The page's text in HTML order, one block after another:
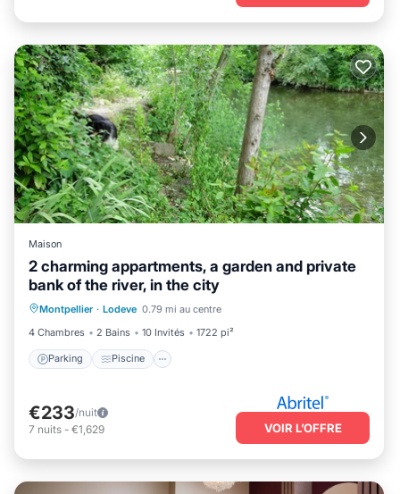
Maison
2 charming appartments, a garden and private
bank of the river, in the city
Montpellier · Lodeve 0.79 mi au centre
4 Chambres
2 Bains 10 Invités 1722 pi²
Parking Piscine
Parking Piscine
Cuisine
€233/nuit
7 nuits - €1,629 VOIR L’OFFRE